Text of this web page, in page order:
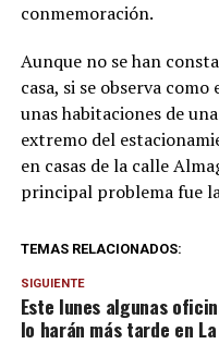
conmemoración.
Aunque no se han
casa, si se observa
unas habitaciones de
extremo del
en casas de la calle
principal problema fue
TEMAS RELACIONADOS:
SIGUIENTE
Este lunes algunas
lo harán más tarde en